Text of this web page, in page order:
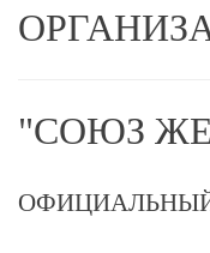
"СОЮЗ